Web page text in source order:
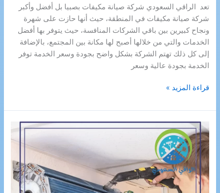
تعد الراقي السعودي شركة صيانة مكيفات بصبيا بل أفضل وأكبر
شركة صيانة مكيفات في المنطقة، حيث أنها حازت على شهرة
ونجاح كبيرين بين باقي الشركات المنافسة، حيث يتوفر بها أفضل
الخدمات والتي من خلالها أصبح لها مكانة بين المجتمع، بالإضافة
إلى كل ذلك تهتم الشركة بشكل واضح بجودة وسعر الخدمة توفر
الخدمة بجودة عالية وسعر
شركة
مكيفات
بصبيا
قراءة المزيد »